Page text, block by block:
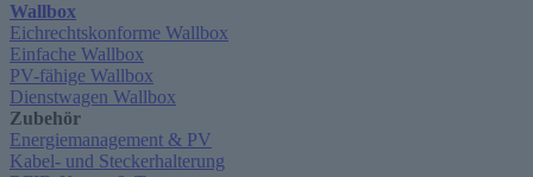
Wallbox
Eichrechtskonforme Wallbox
Einfache Wallbox
PV-fähige Wallbox
Dienstwagen Wallbox
Zubehör
Energiemanagement & PV
Kabel- und Steckerhalterung